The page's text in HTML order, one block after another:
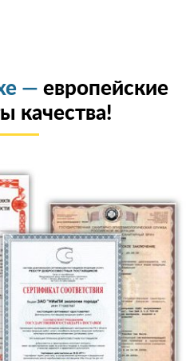
— европейские
качества!